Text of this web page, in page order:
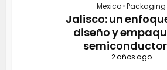
Mexico•Packaging
Jalisco: un
diseño y
2 años ago